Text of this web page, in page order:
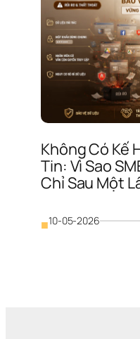
Không Có Kế
Tin: Vì Sao
Chỉ Sau Một
■10-05-2026